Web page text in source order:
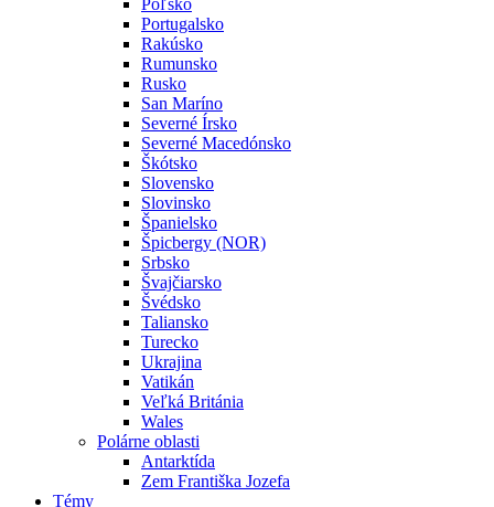
Poľsko
Portugalsko
Rakúsko
Rumunsko
Rusko
San Maríno
Severné Írsko
Severné Macedónsko
Škótsko
Slovensko
Slovinsko
Španielsko
Špicbergy (NOR)
Srbsko
Švajčiarsko
Švédsko
Taliansko
Turecko
Ukrajina
Vatikán
Veľká Británia
Wales
Polárne oblasti
Antarktída
Zem Františka Jozefa
Témy